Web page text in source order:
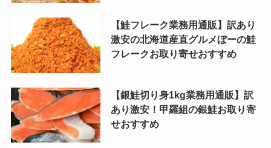
【鮭フレーク業務用通販】訳あり
激安の北海道産直グルメぼーの鮭
フレークお取り寄せおすすめ
【銀鮭切り身1kg業務用通販】訳
あり激安！甲羅組の銀鮭お取り寄
せおすすめ